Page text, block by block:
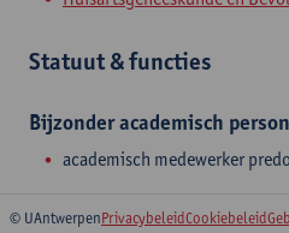
Statuut & functies
Bijzonder academisch
academisch medewerker
© UAntwerpenPrivacybeleidCookiebeleid